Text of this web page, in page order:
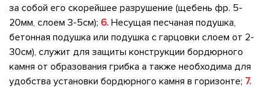
за собой его скорейшее разрушение (щебень фр. 5-
20мм, слоем 3-5см); 6. Несущая песчаная подушка,
бетонная подушка или подушка с гарцовки слоем от 2-
30см), служит для защиты конструкции бордюрного
камня от образования грибка а также необходима для
удобства установки бордюрного камня в горизонте; 7.